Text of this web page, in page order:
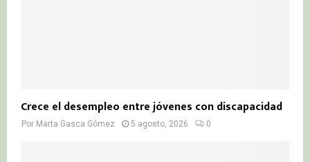
Crece el desempleo entre jóvenes con discapacidad
Por Marta Gasca Gómez 5 agosto, 2026 0